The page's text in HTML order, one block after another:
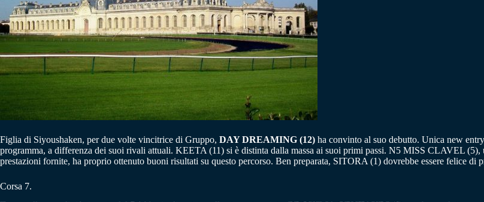
Figlia di Siyoushaken, per due volte vincitrice di Gruppo, DAY DREAMING (12) ha convinto al suo debutto. Unica new
programma, a differenza dei suoi rivali attuali. KEETA (11) si è distinta dalla massa ai suoi primi passi. N5 MISS CLAVEL (5),
prestazioni fornite, ha proprio ottenuto buoni risultati su questo percorso. Ben preparata, SITORA (1) dovrebbe essere felice di
Corsa 7.